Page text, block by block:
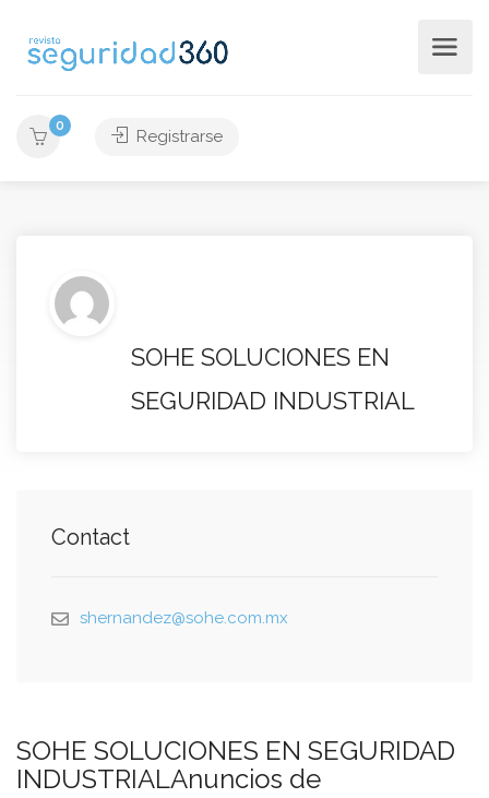
0
Registrarse
SOHE SOLUCIONES EN
SEGURIDAD INDUSTRIAL
Contact
shernandez@sohe.com.mx
SOHE SOLUCIONES EN SEGURIDAD
INDUSTRIALAnuncios de